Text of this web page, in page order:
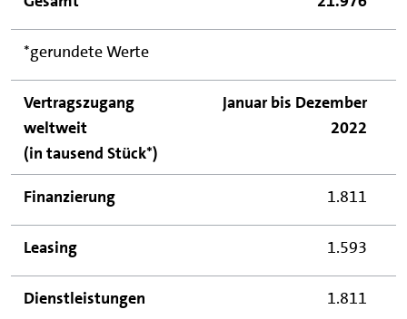
*gerundete Werte
Vertragszugang
weltweit
(in tausend Stück*)
Januar bis Dezember
2022
Finanzierung 1.811
Leasing 1.593
Dienstleistungen 1.811